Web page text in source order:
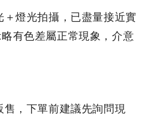
燈光拍攝，已盡量接近實
有色差屬正常現象，介意
售，下單前建議先詢問現